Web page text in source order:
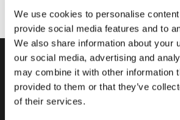
We use cookies to personalise
provide social media features and to
We also share information about your
our social media, advertising and
may combine it with other information
provided to them or that they’ve
of their services.
Le dessin de verre